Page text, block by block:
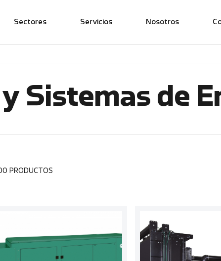
Sectores Servicios Nosotros
Sistemas de
PRODUCTOS